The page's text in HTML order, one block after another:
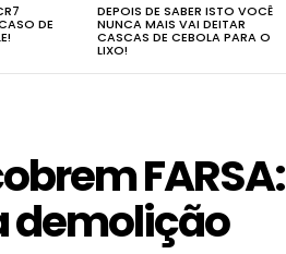
DE
DEPOIS DE SABER ISTO VOCÊ
NUNCA MAIS VAI DEITAR
CASCAS DE CEBOLA PARA O
LIXO!
FARSA:
demolição